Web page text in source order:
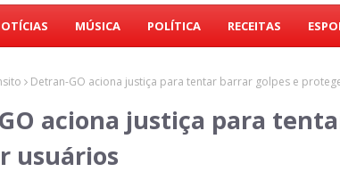
MÚSICA POLÍTICA RECEITAS
Detran-GO aciona justiça para tentar barrar golpes e
aciona justiça para
usuários